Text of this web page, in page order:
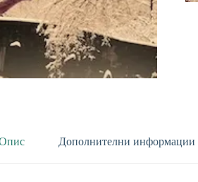
Дополнителни информации